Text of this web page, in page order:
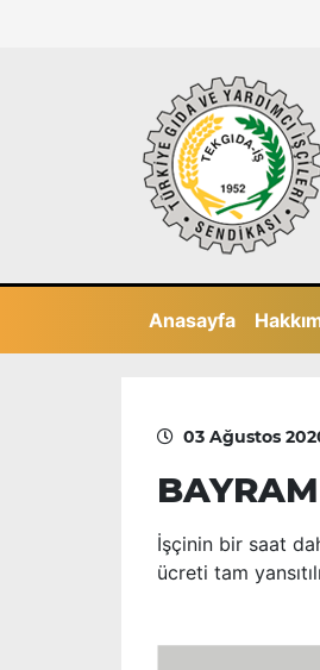
Anasayfa
03 Ağustos
İşçinin bir saat
ücreti tam